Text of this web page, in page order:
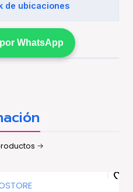
de ubicaciones
WhatsApp